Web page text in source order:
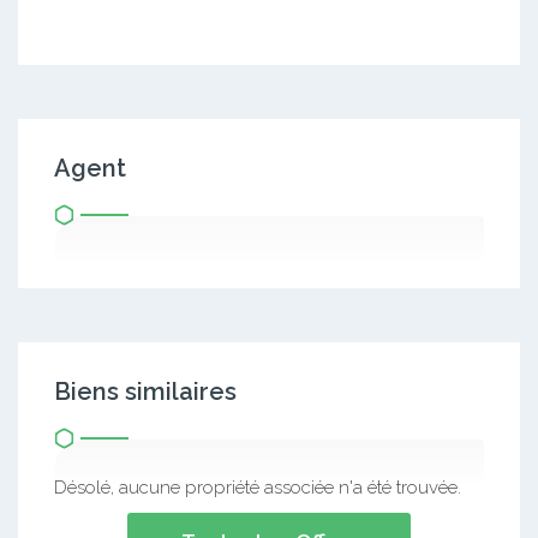
Agent
Biens similaires
Désolé, aucune propriété associée n'a été trouvée.